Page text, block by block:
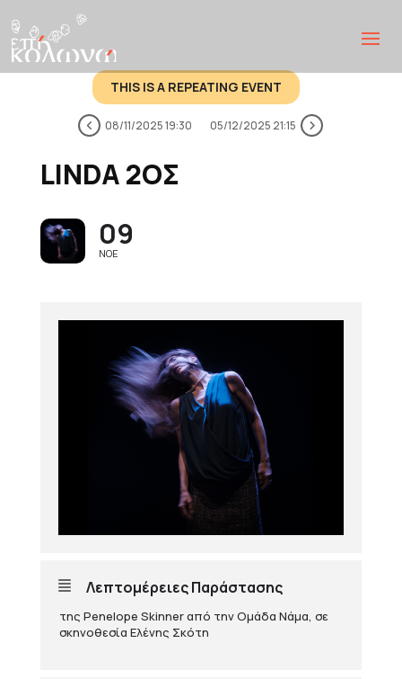
THIS IS A REPEATING EVENT
08/11/2025 19:30 05/12/2025 21:15
LINDA 2ΟΣ
09
ΝΟΈ
Λεπτομέρειες Παράστασης
της Penelope Skinner από την Ομάδα Νάμα, σε
σκηνοθεσία Ελένης Σκότη